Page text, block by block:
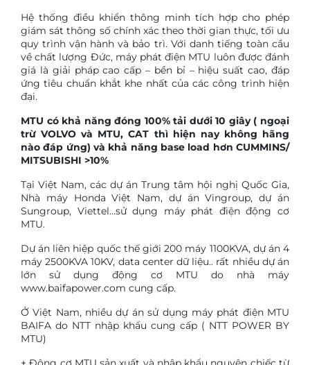
Hệ thống điều khiển thông minh tích hợp cho phép
giám sát thông số chính xác theo thời gian thực, tối ưu
quy trình vận hành và bảo trì. Với danh tiếng toàn cầu
về chất lượng Đức, máy phát điện MTU luôn được đánh
giá là giải pháp cao cấp – bền bỉ – hiệu suất cao, đáp
ứng tiêu chuẩn khắt khe nhất của các công trình hiện
đại.
MTU có khả năng đóng 100% tải dưới 10 giây ( ngoại
trừ VOLVO và MTU, CAT thì hiện nay không hãng
nào đáp ứng) và khả năng base load hơn CUMMINS/
MITSUBISHI >10%
Tại Việt Nam, các dự án Trung tâm hội nghị Quốc Gia,
Nhà máy Honda Việt Nam, dự án Vingroup, dự án
Sungroup, Viettel…sử dụng máy phát điện động cơ
MTU.
Dự án liên hiệp quốc thế giới 200 máy 1100KVA, dự án 4
máy 2500KVA 10KV, data center dữ liệu.. rất nhiều dự án
lớn sử dụng động cơ MTU do nhà máy
www.baifapower.com cung cấp.
Ở Việt Nam, nhiều dự án sử dụng máy phát điện MTU
BAIFA do NTT nhập khẩu cung cấp ( NTT POWER BY
MTU)